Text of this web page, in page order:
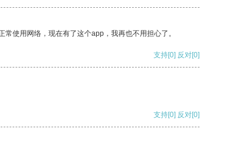
使用网络，现在有了这个app，我再也不用担心了。
支持[0] 反对[0]
支持[0] 反对[0]